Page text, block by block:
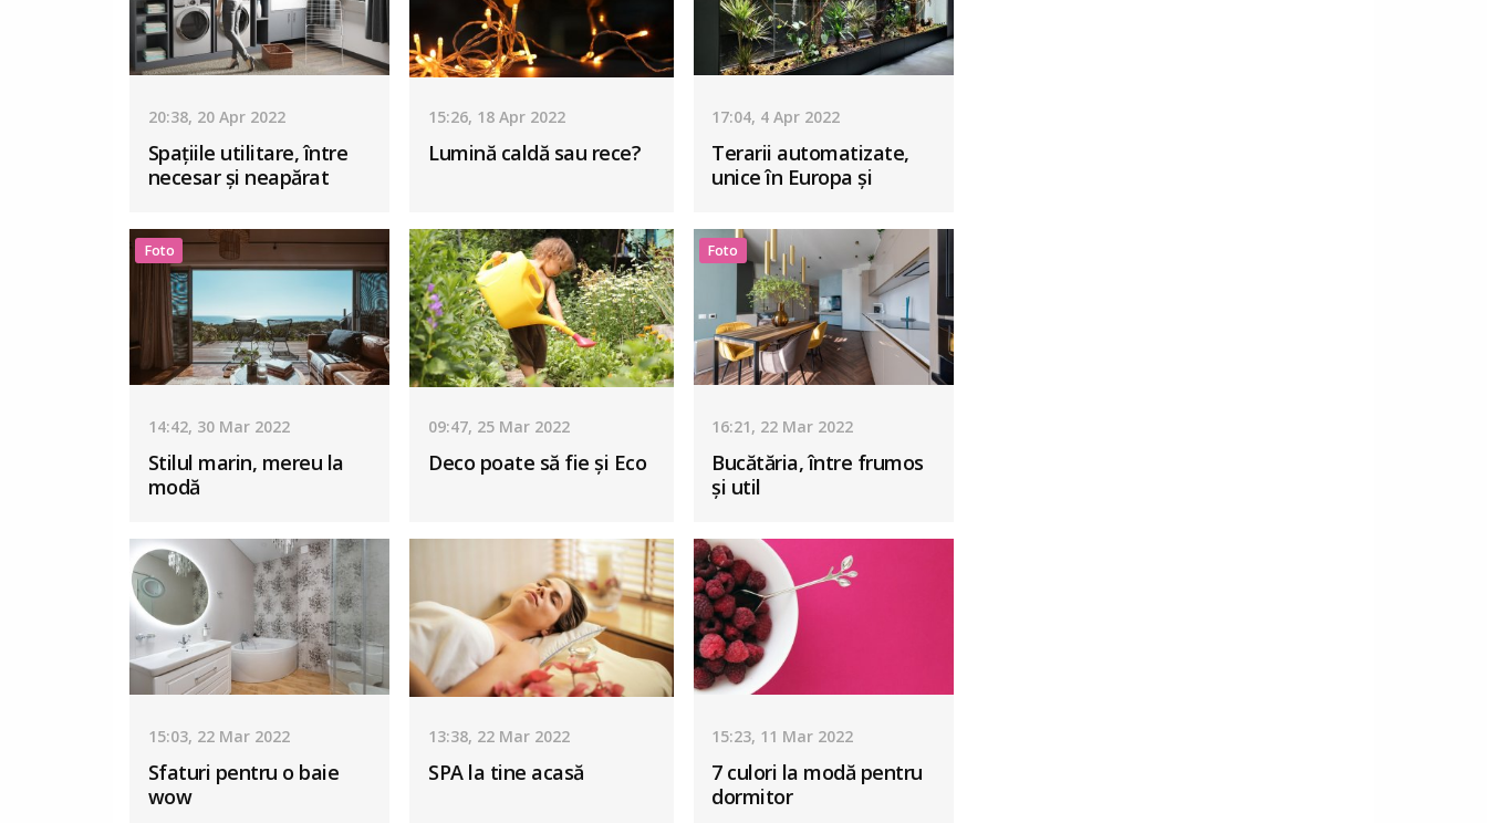
20:38, 20 Apr 2022
Spațiile utilitare, între
necesar și neapărat
15:26, 18 Apr 2022
Lumină caldă sau rece?
17:04, 4 Apr 2022
Terarii automatizate,
unice în Europa și
Foto
14:42, 30 Mar 2022
Stilul marin, mereu la
modă
09:47, 25 Mar 2022
Deco poate să fie și Eco
Foto
16:21, 22 Mar 2022
Bucătăria, între frumos
și util
15:03, 22 Mar 2022
Sfaturi pentru o baie
wow
13:38, 22 Mar 2022
SPA la tine acasă
15:23, 11 Mar 2022
7 culori la modă pentru
dormitor